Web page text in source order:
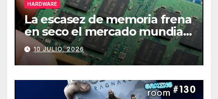
HARDWARE
La escasez de memoria frena
en seco el mercado mundial
de PCs
10 JULIO, 2026